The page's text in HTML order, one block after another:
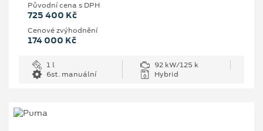
Původní cena s DPH
725 400 Kč
Cenové zvýhodnění
174 000 Kč
1 l
92 kW/125 k
6st. manuální
Hybrid